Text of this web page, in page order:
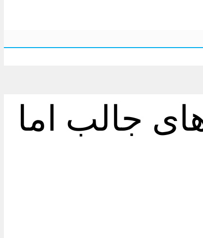
8 با ویژگی های جالب اما